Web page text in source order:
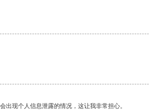
现个人信息泄露的情况，这让我非常担心。